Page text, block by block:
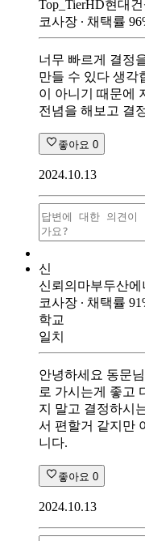
Top_TierHD현대건
코사장 ∙ 채택률 96
너무 빠르게 결정
만들 수 있다 생각
이 아니기 때문에
전념을 해보고 결
좋아요 0
2024.10.13
신
신뢰의마부두산에
코사장 ∙ 채택률 91
학교
일치
안녕하세요 동문
로 가시는게 좋고
지 말고 결정하시
서 편할거 같지만
니다.
좋아요 0
2024.10.13